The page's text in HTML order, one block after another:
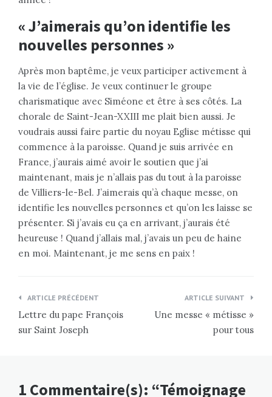
« J’aimerais qu’on identifie les
nouvelles personnes »
Après mon baptême, je veux participer activement à
la vie de l’église. Je veux continuer le groupe
charismatique avec Siméone et être à ses côtés. La
chorale de Saint-Jean-XXIII me plait bien aussi. Je
voudrais aussi faire partie du noyau Eglise métisse qui
commence à la paroisse. Quand je suis arrivée en
France, j’aurais aimé avoir le soutien que j’ai
maintenant, mais je n’allais pas du tout à la paroisse
de Villiers-le-Bel. J’aimerais qu’à chaque messe, on
identifie les nouvelles personnes et qu’on les laisse se
présenter. Si j’avais eu ça en arrivant, j’aurais été
heureuse ! Quand j’allais mal, j’avais un peu de haine
en moi. Maintenant, je me sens en paix !
Navigation
de
l’article
ARTICLE PRÉCÉDENT
Lettre du pape François
sur Saint Joseph
ARTICLE SUIVANT
Une messe « métisse »
pour tous
1 Commentaire(s): “Témoignage